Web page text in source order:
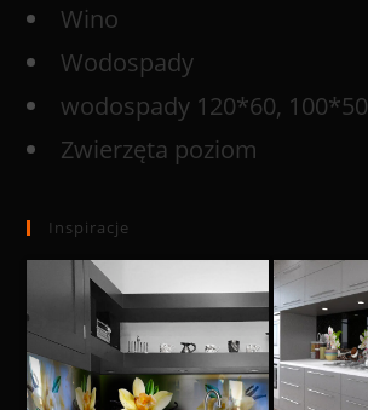
Wino
Wodospady
wodospady 120*60, 100*50
Zwierzęta poziom
Inspiracje